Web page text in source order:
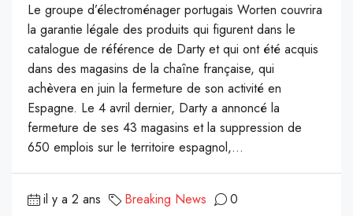
Le groupe d’électroménager portugais Worten couvrira
la garantie légale des produits qui figurent dans le
catalogue de référence de Darty et qui ont été acquis
dans des magasins de la chaîne française, qui
achèvera en juin la fermeture de son activité en
Espagne. Le 4 avril dernier, Darty a annoncé la
fermeture de ses 43 magasins et la suppression de
650 emplois sur le territoire espagnol,...
il y a 2 ans Breaking News 0